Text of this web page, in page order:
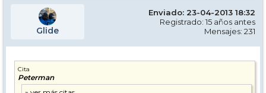
Glide
Enviado: 23-04-2013 18:32
Registrado: 15 años antes
Mensajes: 231
Cita
Peterman